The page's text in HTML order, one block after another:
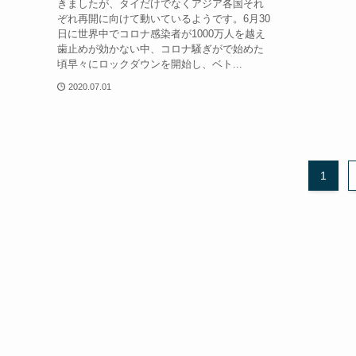
きましたが、タイだけでなくアジア各国それ
ぞれ再開に向けて動いているようです。6月30
日に世界中でコロナ感染者が1000万人を越え
歯止めが効かない中、コロナ騒ぎがで始めた
頃早々にロックダウンを開始し、ベト...
2020.07.01
1